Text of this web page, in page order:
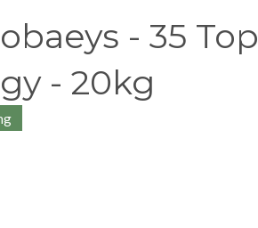
- 35 Top
- 20kg